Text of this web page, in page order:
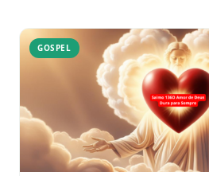
GOSPEL